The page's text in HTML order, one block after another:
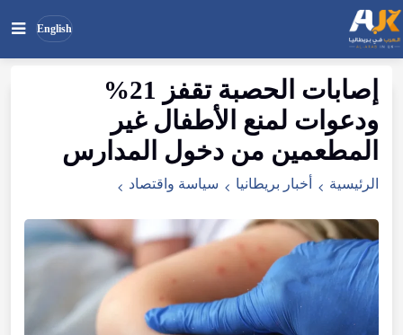
English
ابحث
في
الموقع
إصابات الحصبة تقفز 21%
ودعوات لمنع الأطفال غير
المطعمين من دخول المدارس
الرئيسية أخبار بريطانيا سياسة واقتصاد